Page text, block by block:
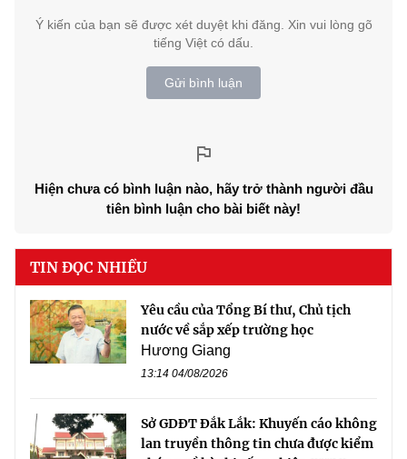
Ý kiến của bạn sẽ được xét duyệt khi đăng. Xin vui lòng gõ
tiếng Việt có dấu.
Gửi bình luận
Hiện chưa có bình luận nào, hãy trở thành người đầu
tiên bình luận cho bài biết này!
TIN ĐỌC NHIỀU
Yêu cầu của Tổng Bí thư, Chủ tịch
nước về sắp xếp trường học
Hương Giang
13:14 04/08/2026
Sở GDĐT Đắk Lắk: Khuyến cáo không
lan truyền thông tin chưa được kiểm